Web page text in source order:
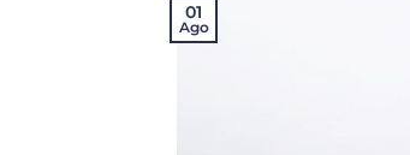
01
Ago